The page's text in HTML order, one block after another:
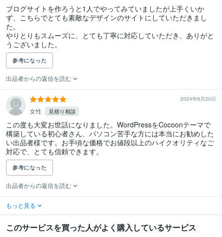
ブログサイトを作ろうと1人でやってみていましたが上手くいか
ず、こちらでとても素敵なデザインのサイトにしていただきまし
た。
やりとりもスムーズに、とても丁寧に対応していただき、ありがと
うございました。
参考になった
出品者からの返信を読む
2024年8月20日
女性 見積り相談
この度も大変お世話になりました。WordPressをCocoonテーマで
構築している初心者さん、パソコン苦手な方には本当にお勧めした
い出品者様です。お手頃な価格でお値段以上のハイクオリティなご
対応で、とても信頼できます。
参考になった
出品者からの返信を読む
もっと見る
このサービスを買った人がよく購入しているサービス